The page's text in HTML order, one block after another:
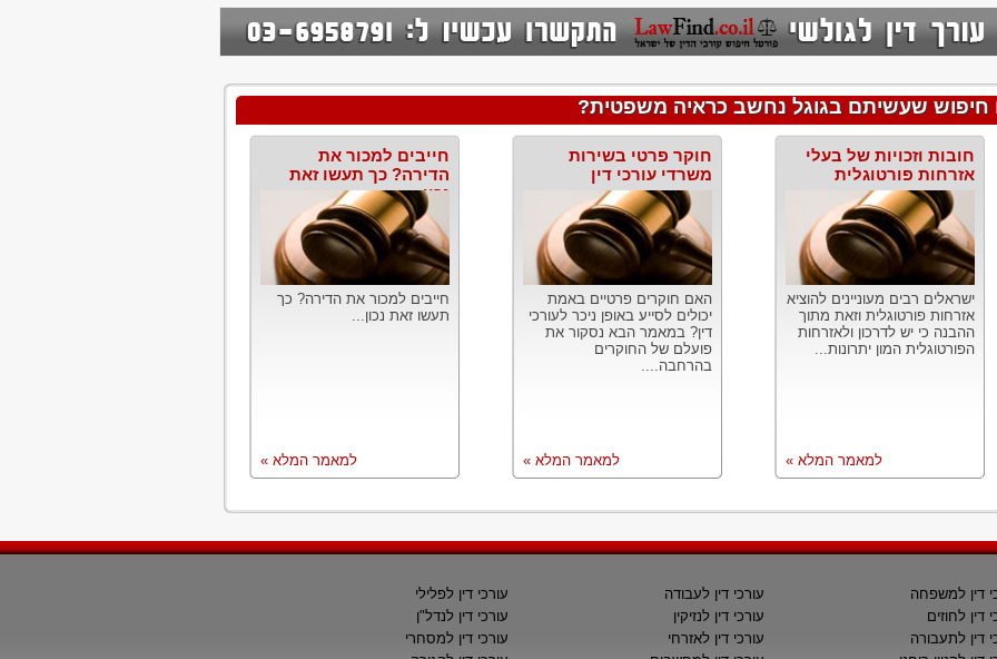
שעשיתם בגוגל נחשב כראיה משפטית?
חובות וזכויות של בעלי
אזרחות פורטוגלית
ישראלים רבים מעוניינים להוציא
אזרחות פורטוגלית וזאת מתוך
ההבנה כי יש לדרכון ולאזרחות
הפורטוגלית המון יתרונות...
למאמר המלא »
חוקר פרטי בשירות
משרדי עורכי דין
האם חוקרים פרטיים באמת
יכולים לסייע באופן ניכר לעורכי
דין? במאמר הבא נסקור את
פועלם של החוקרים
בהרחבה....
למאמר המלא »
חייבים למכור את
הדירה? כך תעשו זאת
נכון
חייבים למכור את הדירה? כך
תעשו זאת נכון...
למאמר המלא »
דין למשפחה
דין לחוזים
דין לתעבורה
עורכי דין לעבודה
עורכי דין לנזיקין
עורכי דין לאזרחי
עורכי דין לפלילי
עורכי דין לנדל"ן
עורכי דין למסחרי